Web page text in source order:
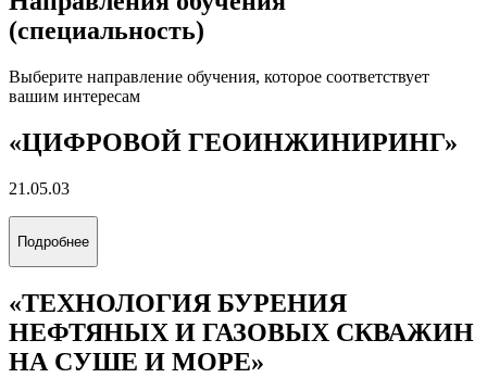
(специальность)
Выберите направление обучения, которое соответствует
вашим интересам
«ЦИФРОВОЙ ГЕОИНЖИНИРИНГ»
21.05.03
Подробнее
«ТЕХНОЛОГИЯ БУРЕНИЯ
НЕФТЯНЫХ И ГАЗОВЫХ СКВАЖИН
НА СУШЕ И МОРЕ»